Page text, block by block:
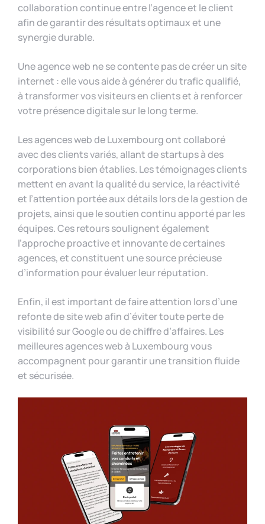
collaboration continue entre l’agence et le client
afin de garantir des résultats optimaux et une
synergie durable.
Une agence web ne se contente pas de créer un site
internet : elle vous aide à générer du trafic qualifié,
à transformer vos visiteurs en clients et à renforcer
votre présence digitale sur le long terme.
Les agences web de Luxembourg ont collaboré
avec des clients variés, allant de startups à des
corporations bien établies. Les témoignages clients
mettent en avant la qualité du service, la réactivité
et l’attention portée aux détails lors de la gestion de
projets, ainsi que le soutien continu apporté par les
équipes. Ces retours soulignent également
l’approche proactive et innovante de certaines
agences, et constituent une source précieuse
d’information pour évaluer leur réputation.
Enfin, il est important de faire attention lors d’une
refonte de site web afin d’éviter toute perte de
visibilité sur Google ou de chiffre d’affaires. Les
meilleures agences web à Luxembourg vous
accompagnent pour garantir une transition fluide
et sécurisée.